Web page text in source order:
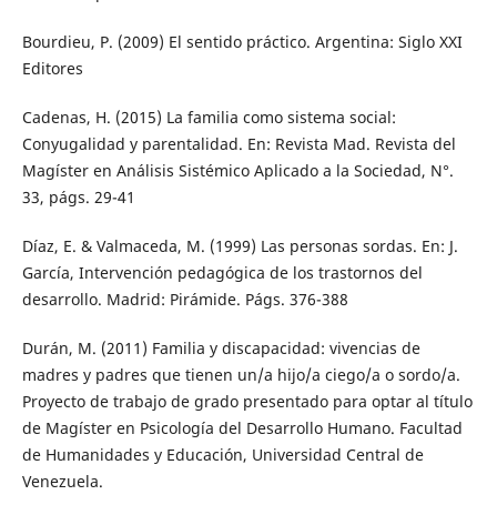
Bourdieu, P. (2009) El sentido práctico. Argentina: Siglo XXI
Editores
Cadenas, H. (2015) La familia como sistema social:
Conyugalidad y parentalidad. En: Revista Mad. Revista del
Magíster en Análisis Sistémico Aplicado a la Sociedad, N°.
33, págs. 29-41
Díaz, E. & Valmaceda, M. (1999) Las personas sordas. En: J.
García, Intervención pedagógica de los trastornos del
desarrollo. Madrid: Pirámide. Págs. 376-388
Durán, M. (2011) Familia y discapacidad: vivencias de
madres y padres que tienen un/a hijo/a ciego/a o sordo/a.
Proyecto de trabajo de grado presentado para optar al título
de Magíster en Psicología del Desarrollo Humano. Facultad
de Humanidades y Educación, Universidad Central de
Venezuela.